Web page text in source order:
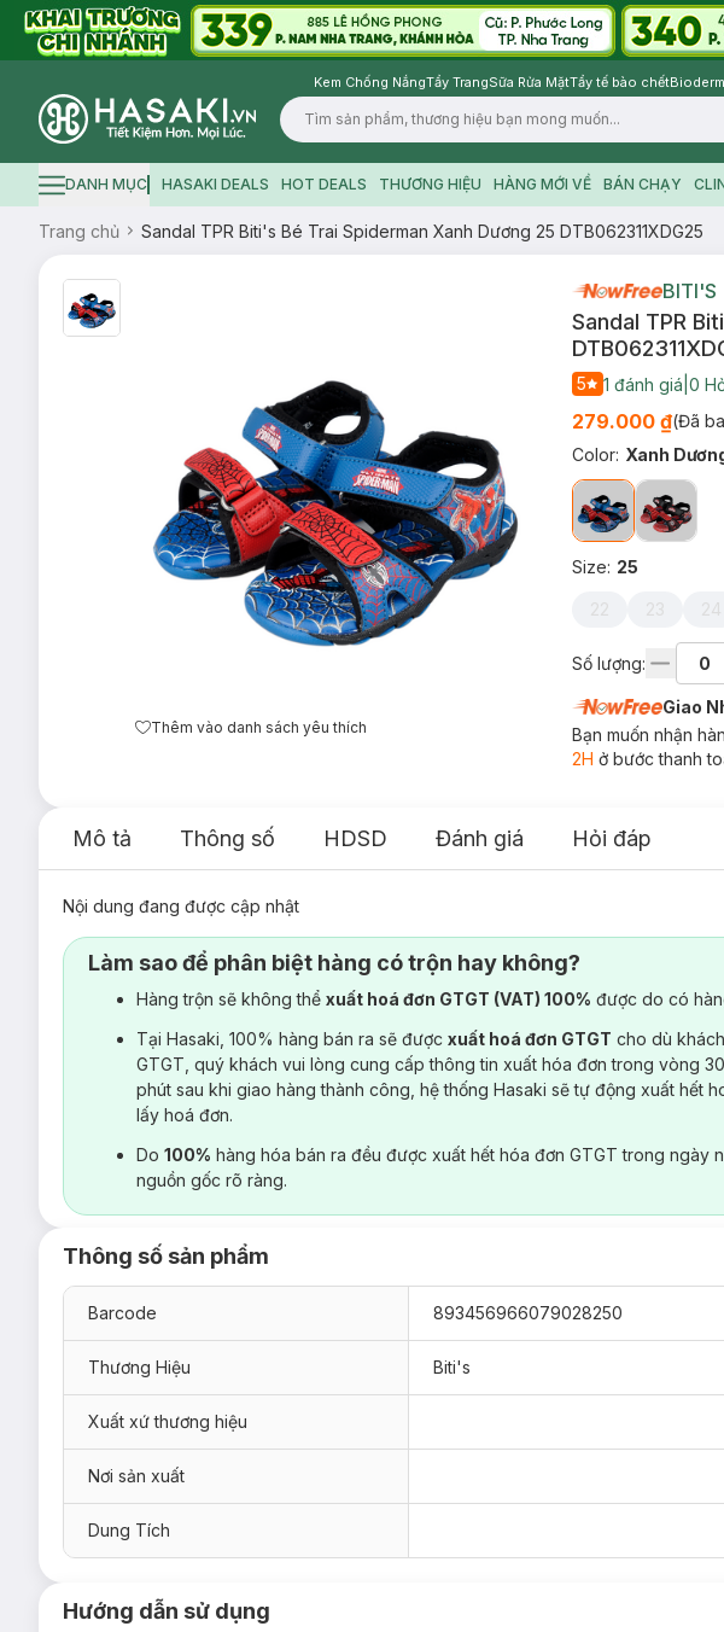
Kem Chống NắngTẩy TrangSữa Rửa MặtTẩy tế bào chết
Logo
Hamburger icon
DANH MỤC HASAKI DEALS HOT DEALS THƯƠNG HIỆU HÀNG MỚI VỀ BÁN CHẠY
Trang chủ Sandal TPR Biti's Bé Trai Spiderman Xanh Dương 25 DTB062311XDG25
Thêm vào danh sách yêu thích
BITI'S
Sandal TPR
5 1 đánh giá 0
279.000 ₫(Đã
Color: Xanh
Size: 25
22 23 24
Số lượng:
Giao
Bạn muốn nhận
2H ở bước thanh
Mô tả Thông số HDSD Đánh giá Hỏi đáp
Nội dung đang được cập nhật
Làm sao để phân biệt hàng có trộn hay không?
Hàng trộn sẽ không thể xuất hoá đơn GTGT (VAT) 100% được do có
Tại Hasaki, 100% hàng bán ra sẽ được xuất hoá đơn GTGT cho dù
GTGT, quý khách vui lòng cung cấp thông tin xuất hóa đơn trong vòng
phút sau khi giao hàng thành công, hệ thống Hasaki sẽ tự động xuất hết
lấy hoá đơn.
Do 100% hàng hóa bán ra đều được xuất hết hóa đơn GTGT trong ngày
nguồn gốc rõ ràng.
Thông số sản phẩm
Barcode 893456966079028250
Thương Hiệu Biti's
Xuất xứ thương hiệu
Nơi sản xuất
Dung Tích
Hướng dẫn sử dụng